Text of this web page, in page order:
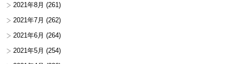
2021年8月 (261)
2021年7月 (262)
2021年6月 (264)
2021年5月 (254)